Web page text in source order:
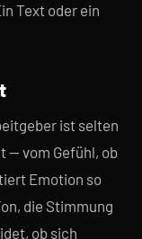
Text oder ein
ist selten
— vom Gefühl, ob
Emotion so
die Stimmung
ob sich